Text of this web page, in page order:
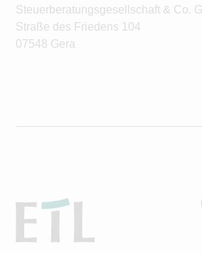
Steuerberatungsgesellschaft & Co.
Straße des Friedens 104
07548 Gera